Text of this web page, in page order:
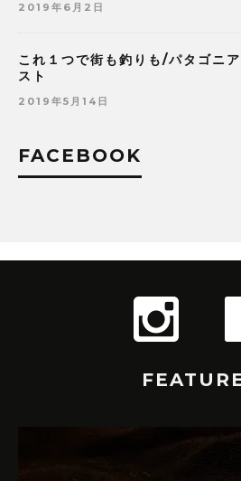
2019年6月2日
これ１つで街も釣りも/パタゴニ
スト
2019年5月14日
FACEBOOK